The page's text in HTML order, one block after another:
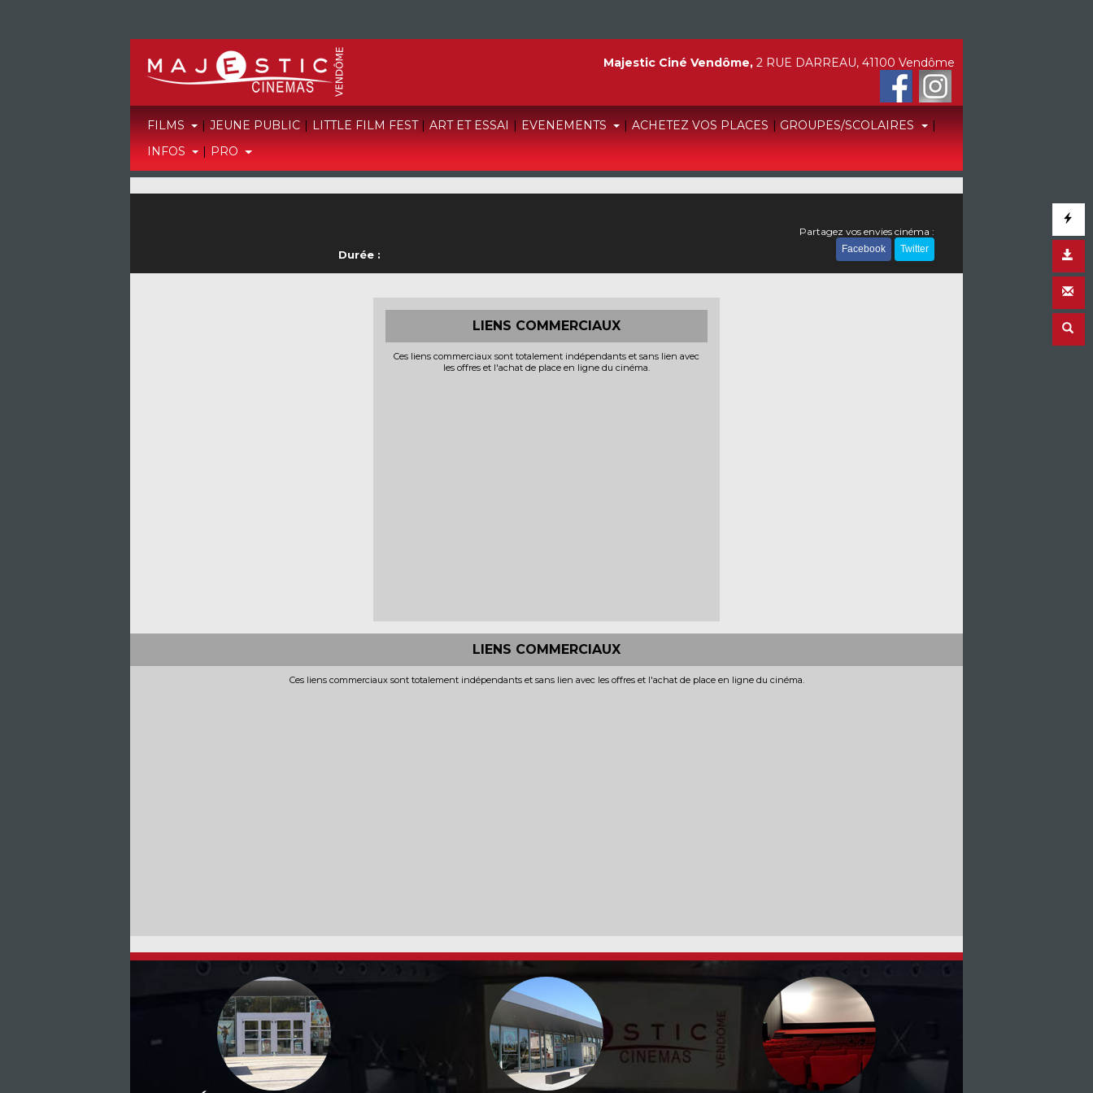
FILMS | JEUNE PUBLIC | LITTLE FILM FEST | ART ET ESSAI | EVENEMENTS | ACHETEZ VOS PLACES | GROUPES/SCOLAIRES
|
INFOS
| PRO
Majestic Ciné Vendôme, 2 RUE DARREAU, 41100 Vendôme
Durée :
Partagez vos envies cinéma :
Facebook Twitter
LIENS COMMERCIAUX
Ces liens commerciaux sont totalement indépendants et sans lien avec
les offres et l'achat de place en ligne du cinéma.
LIENS COMMERCIAUX
Ces liens commerciaux sont totalement indépendants et sans lien avec les offres et l'achat de place en ligne du cinéma.